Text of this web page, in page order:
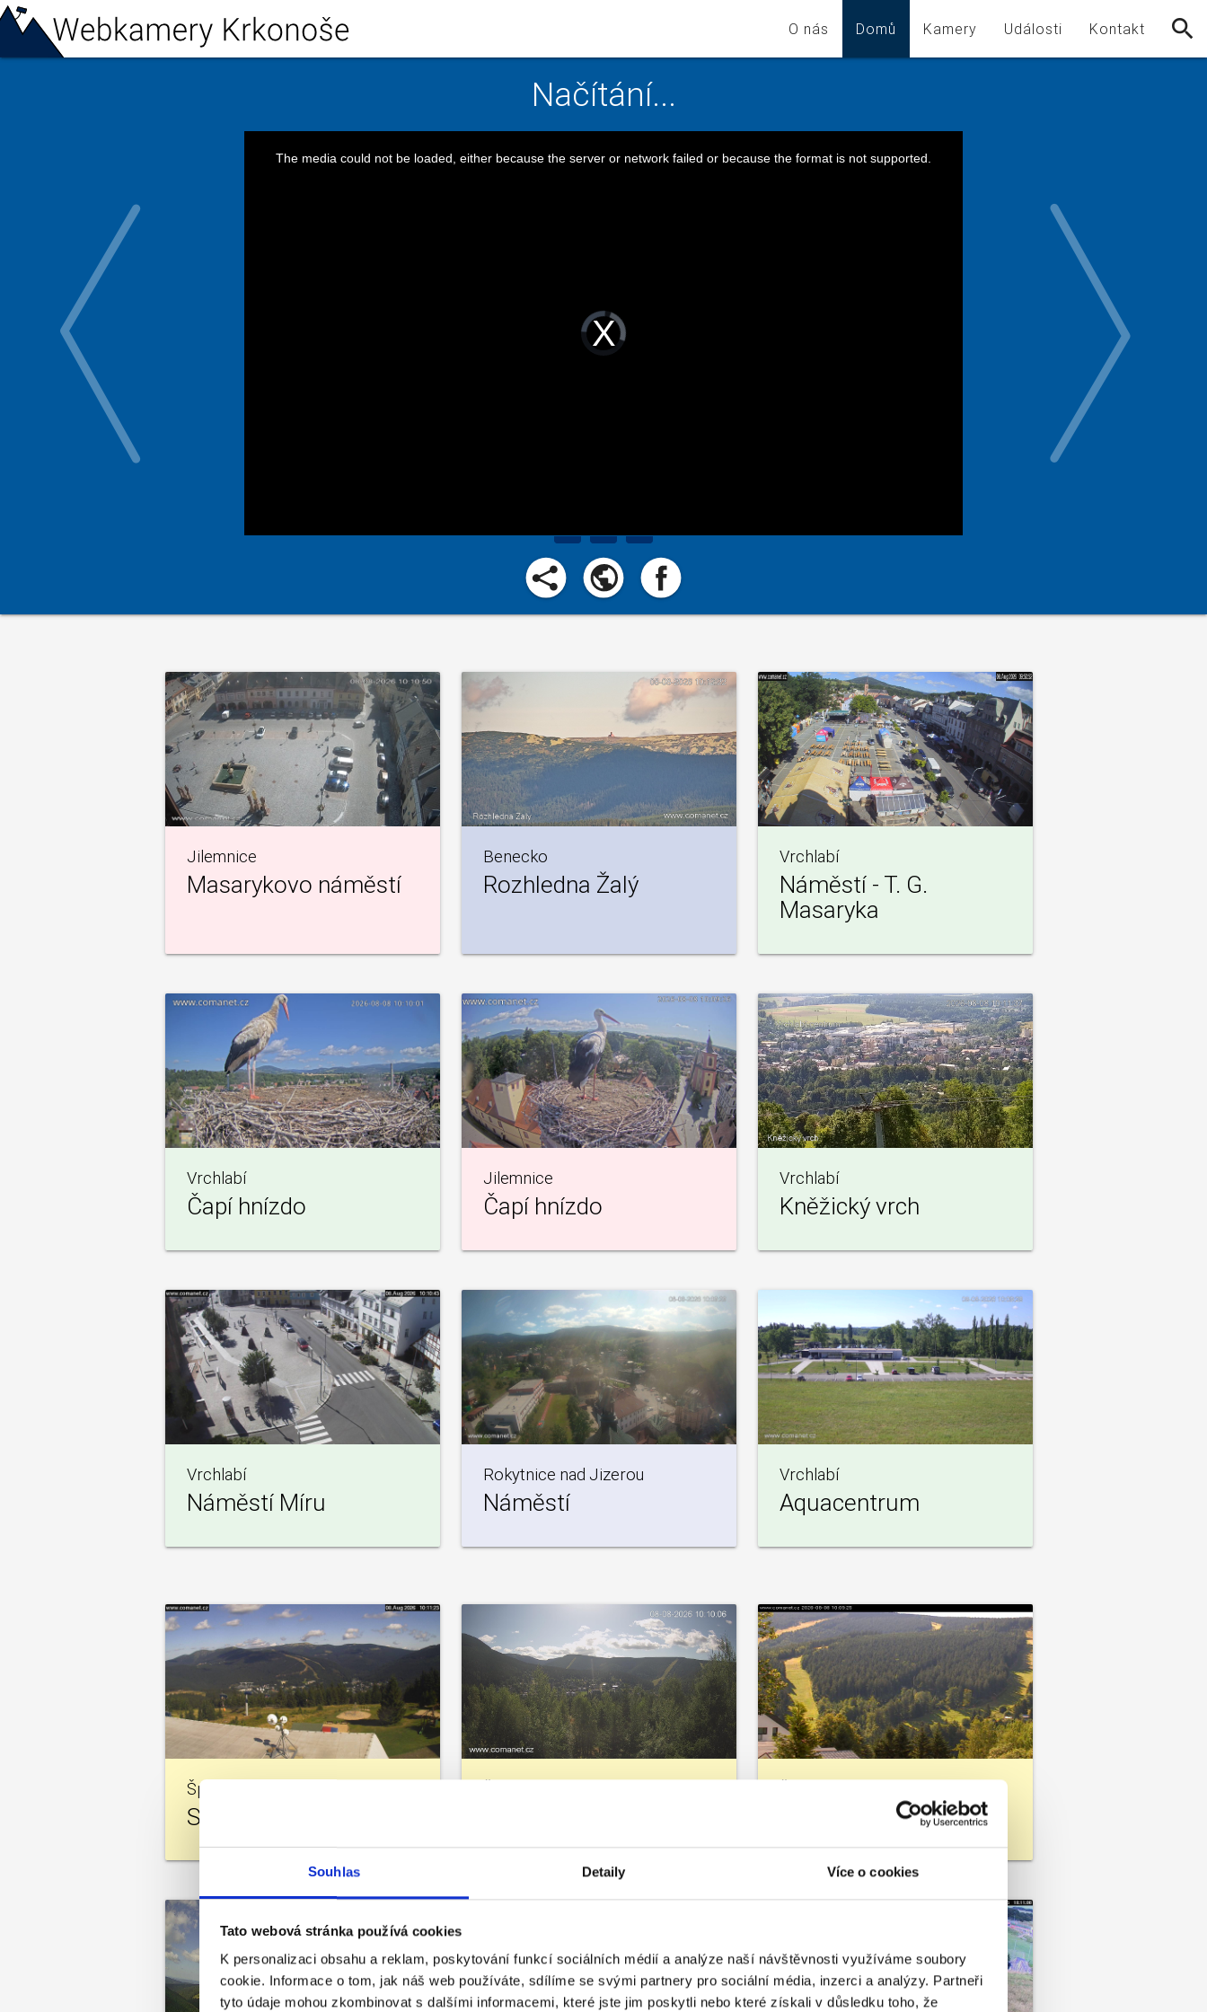
Souhlas Detaily Více o cookies
Tato webová stránka používá cookies
K personalizaci obsahu a reklam, poskytování funkcí sociálních médií a analýze naší návštěvnosti využíváme soubory
cookie. Informace o tom, jak náš web používáte, sdílíme se svými partnery pro sociální média, inzerci a analýzy. Partneři
tyto údaje mohou zkombinovat s dalšími informacemi, které jste jim poskytli nebo které získali v důsledku toho, že
O nás Domů Kamery Události Kontakt
Načítání...
Video
Player
loading.
The media could not be loaded, either because the server or network failed or because the format is not supported.
Jilemnice
Masarykovo náměstí
Benecko
Rozhledna Žalý
Vrchlabí
Náměstí - T. G.
Masaryka
Vrchlabí
Čapí hnízdo
Jilemnice
Čapí hnízdo
Vrchlabí
Kněžický vrch
Vrchlabí
Náměstí Míru
Rokytnice nad Jizerou
Náměstí
Vrchlabí
Aquacentrum
Špindlerův Mlýn
Svatý Petr - Pláň Horský hotel Bedřiška